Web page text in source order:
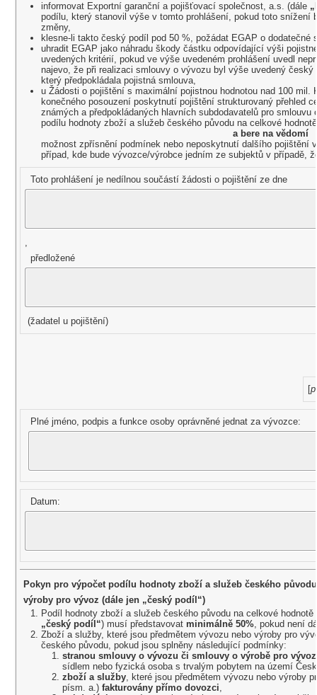
informovat Exportní garanční a pojišťovací společnost, a.s. (dále
podílu, který stanovil výše v tomto prohlášení, pokud toto snížení
změny,
klesne-li takto český podíl pod 50 %, požádat EGAP o dodatečné
uhradit EGAP jako náhradu škody částku odpovídající výši
uvedených kritérií, pokud ve výše uvedeném prohlášení uvedl
najevo, že při realizaci smlouvy o vývozu byl výše uvedený
který předpokládala pojistná smlouva,
u Žádosti o pojištění s maximální pojistnou hodnotou nad 100 mil.
konečného posouzení poskytnutí pojištění strukturovaný přehled
známých a předpokládaných hlavních subdodavatelů pro
podílu hodnoty zboží a služeb českého původu na celkové
a bere na vědomí
možnost zpřísnění podmínek nebo neposkytnutí dalšího pojištění
případ, kde bude vývozce/výrobce jedním ze subjektů v případě,
Toto prohlášení je nedílnou součástí žádosti o pojištění ze dne
,
předložené
(žadatel u pojištění)
[
Plné jméno, podpis a funkce osoby oprávněné jednat za vývozce:
Datum:
Pokyn pro výpočet podílu hodnoty zboží a služeb českého
výroby pro vývoz (dále jen „český podíl“)
Podíl hodnoty zboží a služeb českého původu na celkové
„český podíl“) musí představovat minimálně 50%, pokud není
Zboží a služby, které jsou předmětem vývozu nebo výroby pro
českého původu, pokud jsou splněny následující podmínky:
stranou smlouvy o vývozu či smlouvy o výrobě pro
sídlem nebo fyzická osoba s trvalým pobytem na území
zboží a služby, které jsou předmětem vývozu nebo výroby
písm. a.) fakturovány přímo dovozci,